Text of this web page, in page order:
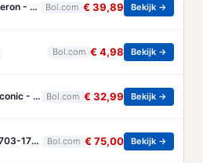
Pour homme Boucheron - 100 ml - Eau de parfum Bol.com € 39,89 Bekijk →
Bol.com € 4,98 Bekijk →
Boucheron Quatre Iconic - 50 ml - eau de parfum spray - damesparfum Bol.com € 32,99 Bekijk →
François Boucher 1703-1770 - Brandt, Christa Bol.com € 75,00 Bekijk →